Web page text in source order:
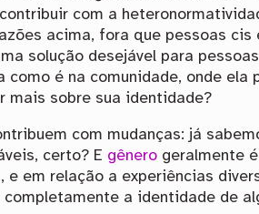
com a
acima, fora que pessoas
solução desejável para
como é na comunidade, onde
mais sobre sua identidade?
com mudanças: já
certo? E gênero geralmente
e em relação a experiências
a identidade de